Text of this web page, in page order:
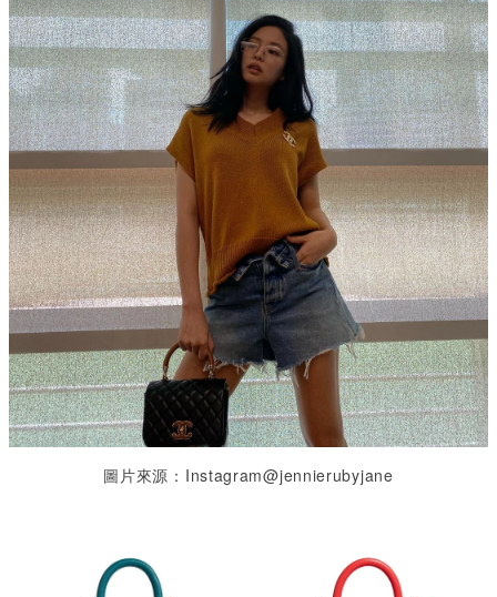
圖片來源：Instagram@jennierubyjane